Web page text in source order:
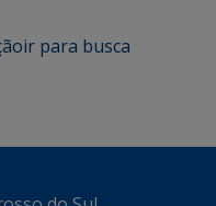
ir para busca